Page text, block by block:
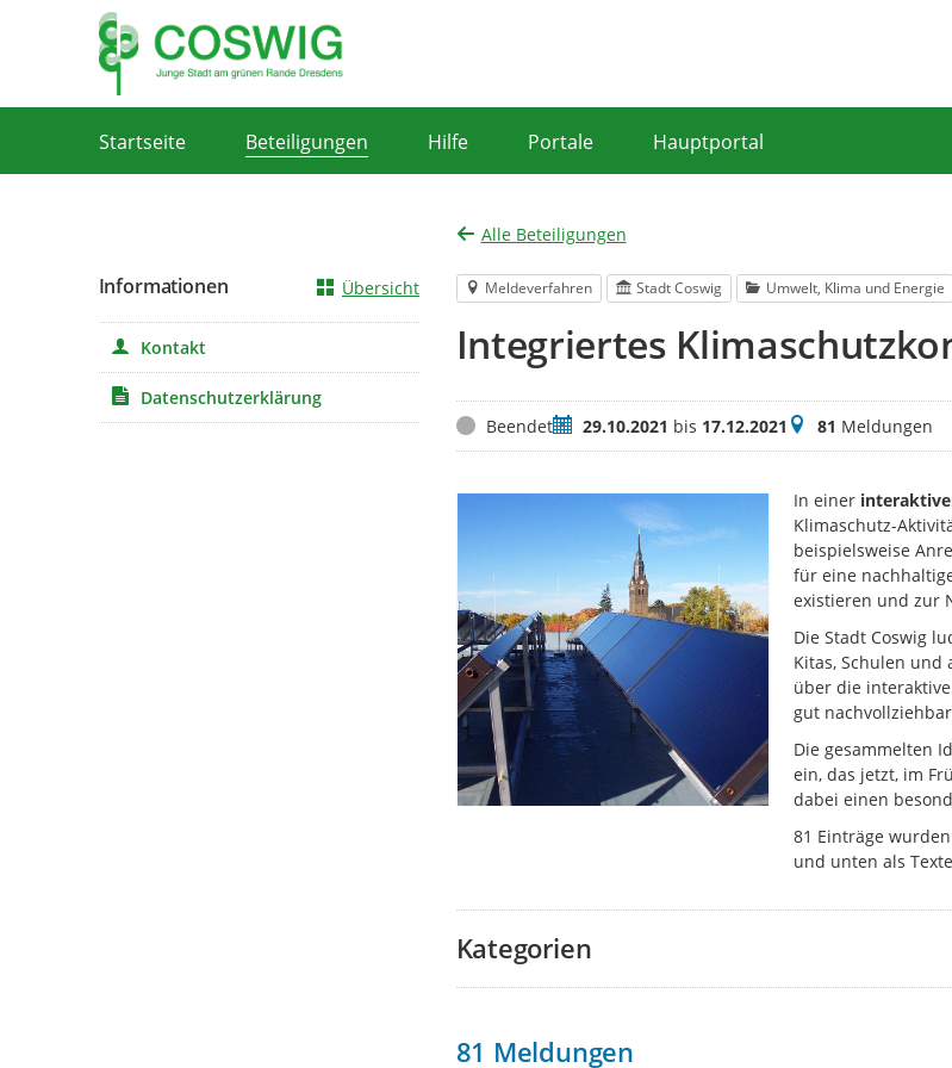
Startseite Beteiligungen Hilfe Portale Hauptportal
Alle Beteiligungen
Meldeverfahren Stadt Coswig Umwelt, Klima und Energie
Integriertes
StatusBeendetZeitraum
29.10.2021 bis 17.12.2021 Meldungen
81 Meldungen
In einer
Klimaschutz-
beispielsweise
für eine
existieren und zur
Die Stadt Coswig
Kitas, Schulen und
über die
gut
Die gesammelten
ein, das jetzt, im
dabei einen
81 Einträge
und unten als
Kategorien
81 Meldungen
Informationen Übersicht
Kontakt
Datenschutzerklärung